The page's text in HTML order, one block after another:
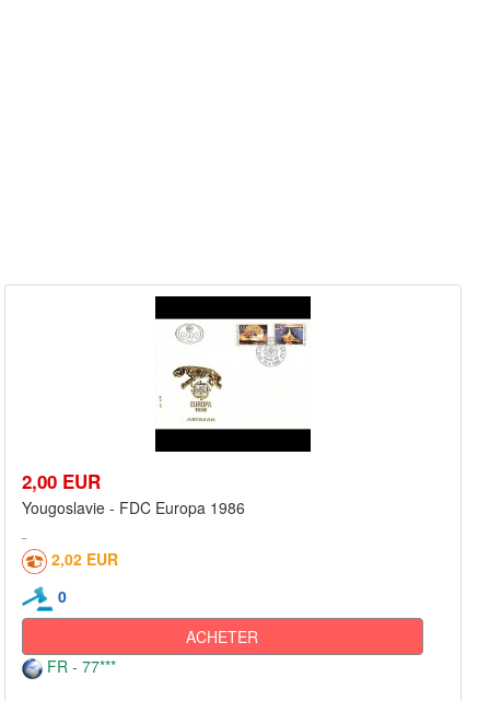
2,00 EUR
Yougoslavie - FDC Europa 1986
2,02 EUR
0
ACHETER
FR - 77***